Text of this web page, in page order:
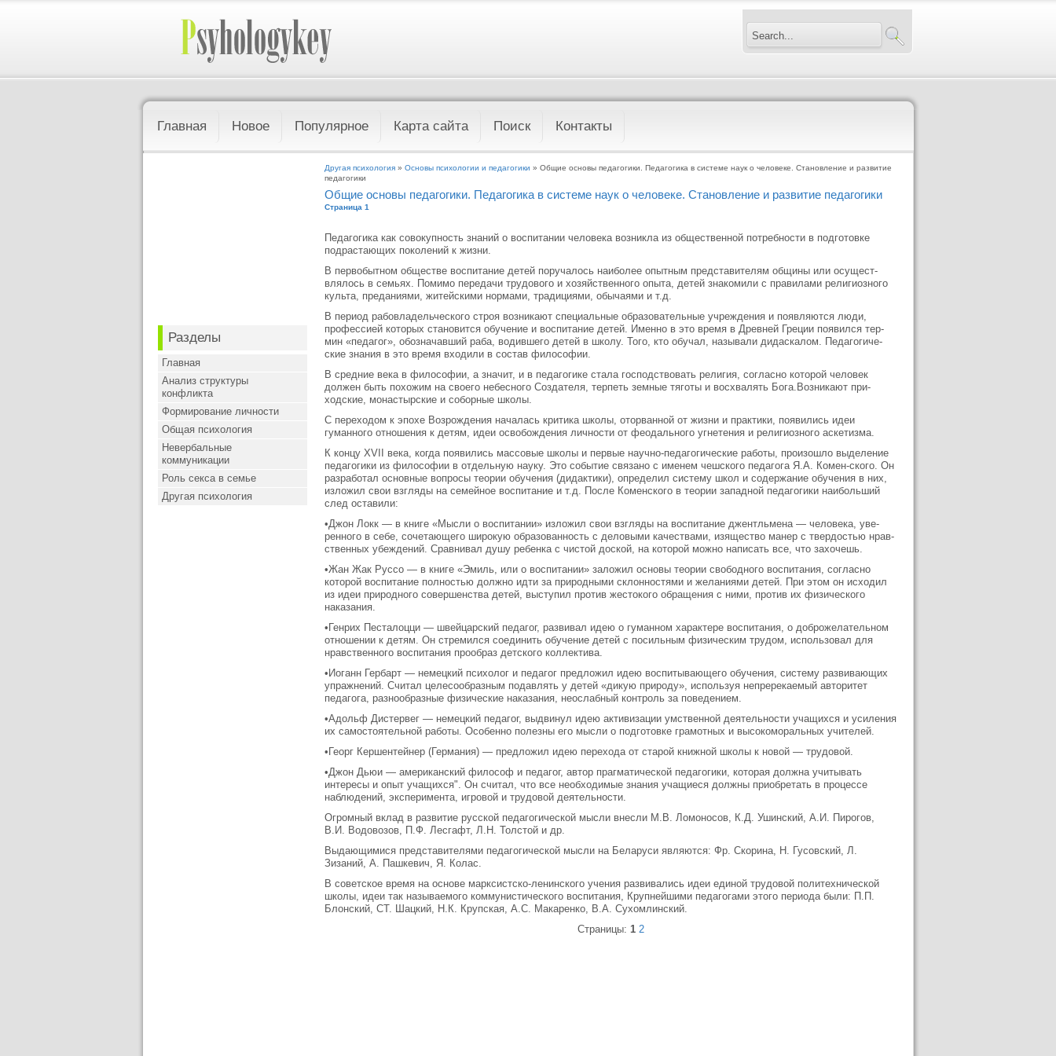
Главная Новое Популярное Карта сайта Поиск Контакты
Разделы
Главная
Анализ структуры
конфликта
Формирование личности
Общая психология
Невербальные
коммуникации
Роль секса в семье
Другая психология
Другая психология » Основы психологии и педагогики » Общие основы педагогики. Педагогика в системе наук о человеке. Становление и развитие
педагогики
Общие основы педагогики. Педагогика в системе наук о человеке. Становление и развитие педагогики
Страница 1
Педагогика как совокупность знаний о воспитании чело­века возникла из общественной потребности в подготов­ке
подрастающих поколений к жизни.
В первобытном обществе воспитание детей поручалось наиболее опытным представителям общины или осущест­
влялось в семьях. Помимо передачи трудового и хозяйст­венного опыта, детей знакомили с правилами религиозно­го
культа, преданиями, житейскими нормами, традиция­ми, обычаями и т.д.
В период рабовладельческого строя возникают специ­альные образовательные учреждения и появляются люди,
профессией которых становится обучение и воспитание детей. Именно в это время в Древней Греции появился тер­
мин «педагог», обозначавший раба, водившего детей в школу. Того, кто обучал, называли дидаскалом. Педагогиче­
ские знания в это время входили в состав философии.
В средние века в философии, а значит, и в педагогике стала господствовать религия, согласно которой человек
должен быть похожим на своего небесного Создателя, терпеть земные тяготы и восхвалять Бога.Возникают при­
ходские, монастырские и соборные школы.
С переходом к эпохе Возрождения началась критика шко­лы, оторванной от жизни и практики, появились идеи
гуманного отношения к детям, идеи освобождения лично­сти от феодального угнетения и религиозного аскетизма.
К концу XVII века, когда появились массовые школы и первые научно-педагогические работы, произошло выде­ление
педагогики из философии в отдельную науку. Это событие связано с именем чешского педагога Я.А. Комен-ского. Он
разработал основные вопросы теории обуче­ния (дидактики), определил систему школ и содержание обучения в них,
изложил свои взгляды на семейное вос­питание и т.д. После Коменского в теории западной пе­дагогики наибольший
след оставили:
•Джон Локк — в книге «Мысли о воспитании» изложил свои взгляды на воспитание джентльмена — человека, уве­
ренного в себе, сочетающего широкую образованность с деловыми качествами, изящество манер с твердостью нрав­
ственных убеждений. Сравнивал душу ребенка с чистой доской, на которой можно написать все, что захочешь.
•Жан Жак Руссо — в книге «Эмиль, или о воспита­нии» заложил основы теории свободного воспитания, согласно
которой воспитание полностью должно идти за природными склонностями и желаниями детей. При этом он исходил
из идеи природного совершенства детей, вы­ступил против жестокого обращения с ними, против их физического
наказания.
•Генрих Песталоцци — швейцарский педагог, разви­вал идею о гуманном характере воспитания, о доброже­лательном
отношении к детям. Он стремился соединить обучение детей с посильным физическим трудом, ис­пользовал для
нравственного воспитания прообраз дет­ского коллектива.
•Иоганн Гербарт — немецкий психолог и педагог пред­ложил идею воспитывающего обучения, систему разви­вающих
упражнений. Считал целесообразным подавлять у детей «дикую природу», используя непререкаемый ав­торитет
педагога, разнообразные физические наказания, неослабный контроль за поведением.
•Адольф Дистервег — немецкий педагог, выдвинул идею активизации умственной деятельности учащихся и усиления
их самостоятельной работы. Особенно полезны его мысли о подготовке грамотных и высокоморальных учителей.
•Георг Кершентейнер (Германия) — предложил идею перехода от старой книжной школы к новой — трудовой.
•Джон Дьюи — американский философ и педагог, автор прагматической педагогики, которая должна учитывать
интересы и опыт учащихся". Он считал, что все необходи­мые знания учащиеся должны приобретать в процессе
наблюдений, эксперимента, игровой и трудовой деятель­ности.
Огромный вклад в развитие русской педагогической мыс­ли внесли М.В. Ломоносов, К.Д. Ушинский, А.И. Пиро­гов,
В.И. Водовозов, П.Ф. Лесгафт, Л.Н. Толстой и др.
Выдающимися представителями педагогической мыс­ли на Беларуси являются: Фр. Скорина, Н. Гусовский, Л.
Зизаний, А. Пашкевич, Я. Колас.
В советское время на основе марксистско-ленинского учения развивались идеи единой трудовой политехниче­ской
школы, идеи так называемого коммунистического воспитания, Крупнейшими педагогами этого периода были: П.П.
Блонский, СТ. Шацкий, Н.К. Крупская, А.С. Мака­ренко, В.А. Сухомлинский.
Страницы: 1 2